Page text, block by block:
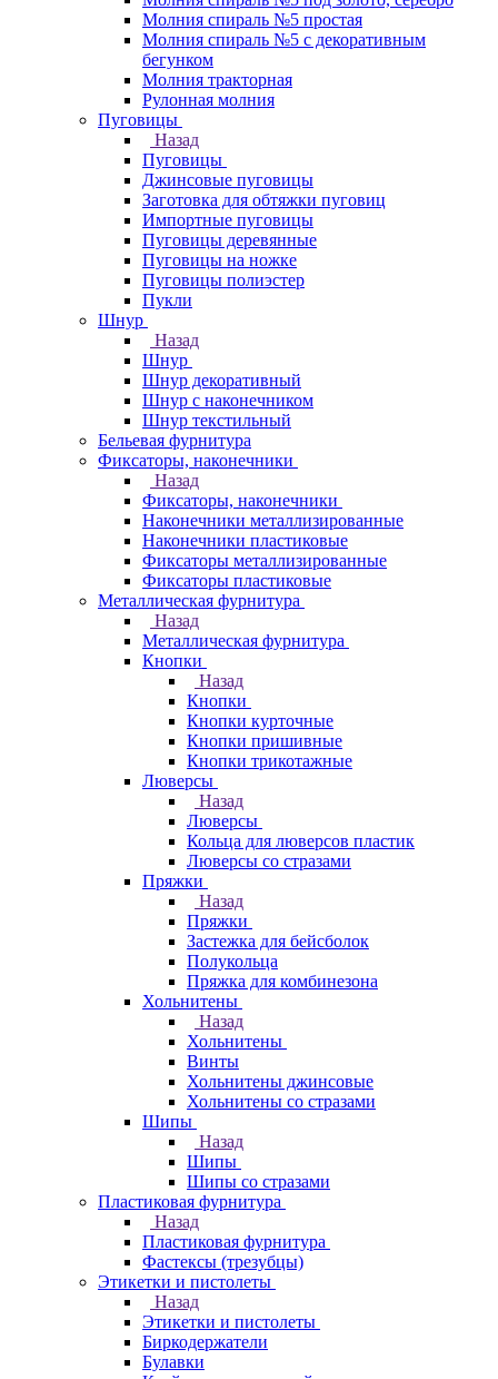
Молния спираль №5 простая
Молния спираль №5 с декоративным
бегунком
Молния тракторная
Рулонная молния
Пуговицы
Назад
Пуговицы
Джинсовые пуговицы
Заготовка для обтяжки пуговиц
Импортные пуговицы
Пуговицы деревянные
Пуговицы на ножке
Пуговицы полиэстер
Пукли
Шнур
Назад
Шнур
Шнур декоративный
Шнур с наконечником
Шнур текстильный
Бельевая фурнитура
Фиксаторы, наконечники
Назад
Фиксаторы, наконечники
Наконечники металлизированные
Наконечники пластиковые
Фиксаторы металлизированные
Фиксаторы пластиковые
Металлическая фурнитура
Назад
Металлическая фурнитура
Кнопки
Назад
Кнопки
Кнопки курточные
Кнопки пришивные
Кнопки трикотажные
Люверсы
Назад
Люверсы
Кольца для люверсов пластик
Люверсы со стразами
Пряжки
Назад
Пряжки
Застежка для бейсболок
Полукольца
Пряжка для комбинезона
Хольнитены
Назад
Хольнитены
Винты
Хольнитены джинсовые
Хольнитены со стразами
Шипы
Назад
Шипы
Шипы со стразами
Пластиковая фурнитура
Назад
Пластиковая фурнитура
Фастексы (трезубцы)
Этикетки и пистолеты
Назад
Этикетки и пистолеты
Биркодержатели
Булавки